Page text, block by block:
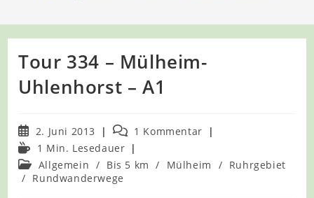
Tour 334 – Mülheim-
Uhlenhorst – A1
Beitrag
veröffentlicht:
2. Juni 2013
Beitrags-
Kommentare:
1 Kommentar
Lesedauer:
1 Min. Lesedauer
Beitrags-
Kategorie:
Allgemein / Bis 5 km / Mülheim / Ruhrgebiet
/ Rundwanderwege